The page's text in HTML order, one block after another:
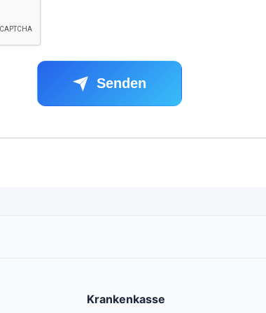
Senden
Krankenkasse